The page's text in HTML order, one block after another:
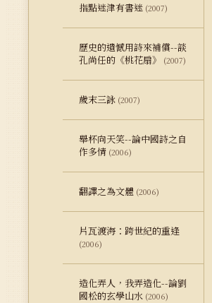
指點迷津有書迷 (2007)
歷史的遺憾用詩來補償--談
孔尚任的《桃花扇》
(2007)
歲末三詠 (2007)
舉杯向天笑--論中國詩之自
作多情 (2006)
翻譯之為文體 (2006)
片瓦渡海：跨世紀的重逢
(2006)
造化弄人，我弄造化--論劉
國松的玄學山水 (2006)